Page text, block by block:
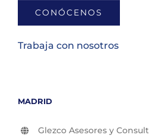
CONÓCENOS
Trabaja con nosotros
MADRID
Glezco Asesores y